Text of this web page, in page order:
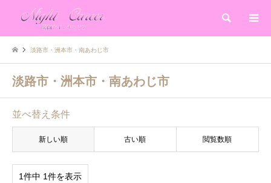
検索
淡路市・洲本市・南あわじ市
淡路市・洲本市・南あわじ市
並べ替え条件
新しい順 古い順 閲覧数順
1件中 1件を表示